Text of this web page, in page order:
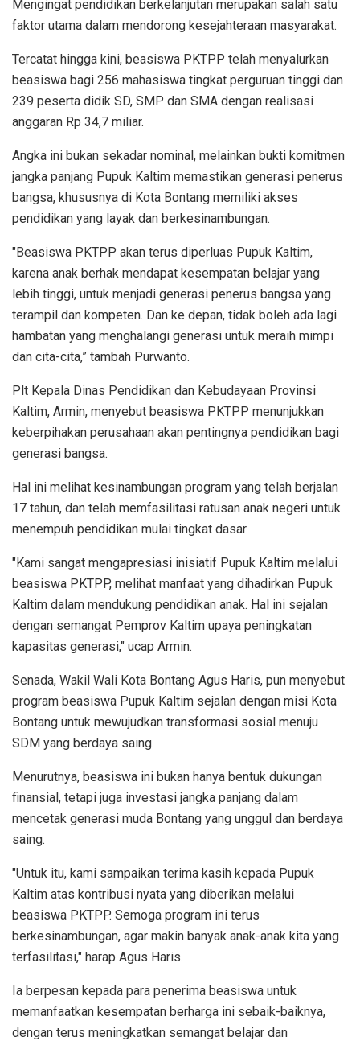
Mengingat pendidikan berkelanjutan merupakan salah satu
faktor utama dalam mendorong kesejahteraan masyarakat.
Tercatat hingga kini, beasiswa PKTPP telah menyalurkan
beasiswa bagi 256 mahasiswa tingkat perguruan tinggi dan
239 peserta didik SD, SMP dan SMA dengan realisasi
anggaran Rp 34,7 miliar.
Angka ini bukan sekadar nominal, melainkan bukti komitmen
jangka panjang Pupuk Kaltim memastikan generasi penerus
bangsa, khususnya di Kota Bontang memiliki akses
pendidikan yang layak dan berkesinambungan.
"Beasiswa PKTPP akan terus diperluas Pupuk Kaltim,
karena anak berhak mendapat kesempatan belajar yang
lebih tinggi, untuk menjadi generasi penerus bangsa yang
terampil dan kompeten. Dan ke depan, tidak boleh ada lagi
hambatan yang menghalangi generasi untuk meraih mimpi
dan cita-cita,” tambah Purwanto.
Plt Kepala Dinas Pendidikan dan Kebudayaan Provinsi
Kaltim, Armin, menyebut beasiswa PKTPP menunjukkan
keberpihakan perusahaan akan pentingnya pendidikan bagi
generasi bangsa.
Hal ini melihat kesinambungan program yang telah berjalan
17 tahun, dan telah memfasilitasi ratusan anak negeri untuk
menempuh pendidikan mulai tingkat dasar.
"Kami sangat mengapresiasi inisiatif Pupuk Kaltim melalui
beasiswa PKTPP, melihat manfaat yang dihadirkan Pupuk
Kaltim dalam mendukung pendidikan anak. Hal ini sejalan
dengan semangat Pemprov Kaltim upaya peningkatan
kapasitas generasi," ucap Armin.
Senada, Wakil Wali Kota Bontang Agus Haris, pun menyebut
program beasiswa Pupuk Kaltim sejalan dengan misi Kota
Bontang untuk mewujudkan transformasi sosial menuju
SDM yang berdaya saing.
Menurutnya, beasiswa ini bukan hanya bentuk dukungan
finansial, tetapi juga investasi jangka panjang dalam
mencetak generasi muda Bontang yang unggul dan berdaya
saing.
"Untuk itu, kami sampaikan terima kasih kepada Pupuk
Kaltim atas kontribusi nyata yang diberikan melalui
beasiswa PKTPP. Semoga program ini terus
berkesinambungan, agar makin banyak anak-anak kita yang
terfasilitasi," harap Agus Haris.
Ia berpesan kepada para penerima beasiswa untuk
memanfaatkan kesempatan berharga ini sebaik-baiknya,
dengan terus meningkatkan semangat belajar dan